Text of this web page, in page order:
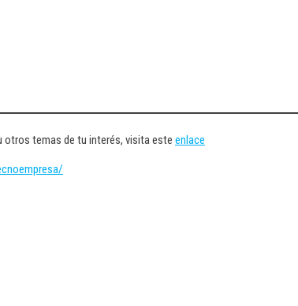
temas de tu interés, visita este enlace